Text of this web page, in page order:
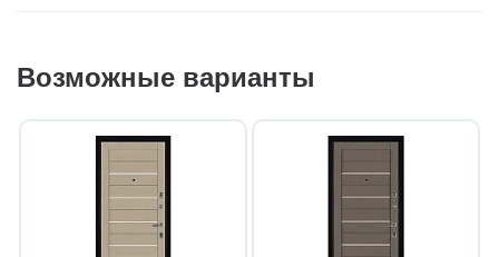
Возможные варианты